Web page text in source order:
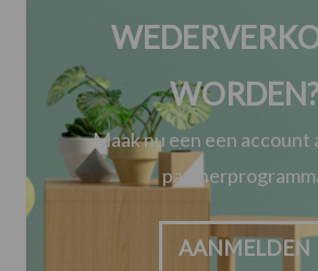
WORDEN?
Maak nu een een account
AANMELDEN